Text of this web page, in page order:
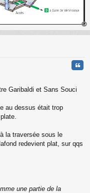
au
Garibaldi et Sans Souci
au dessus était trop
la traversée sous le
redevient plat, sur qqs
une partie de la